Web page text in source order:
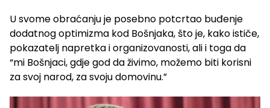
U svome obraćanju je posebno potcrtao buđenje
dodatnog optimizma kod Bošnjaka, što je, kako ističe,
pokazatelj napretka i organizovanosti, ali i toga da
“mi Bošnjaci, gdje god da živimo, možemo biti korisni
za svoj narod, za svoju domovinu.”